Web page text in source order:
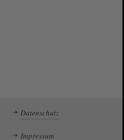
Datenschutz
Impressum